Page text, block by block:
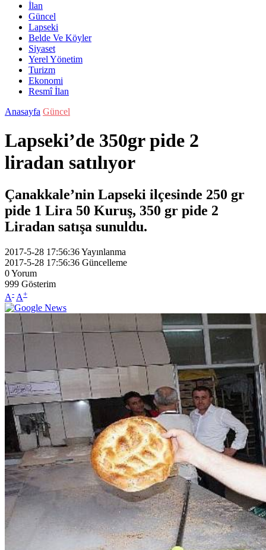
İlan
Güncel
Lapseki
Belde Ve Köyler
Siyaset
Yerel Yönetim
Turizm
Ekonomi
Resmî İlan
Anasayfa Güncel
Lapseki’de 350gr pide 2
liradan satılıyor
Çanakkale’nin Lapseki ilçesinde 250 gr
pide 1 Lira 50 Kuruş, 350 gr pide 2
Liradan satışa sunuldu.
2017-5-28 17:56:36Yayınlanma
2017-5-28 17:56:36 Güncelleme
0Yorum
999 Gösterim
A- A+